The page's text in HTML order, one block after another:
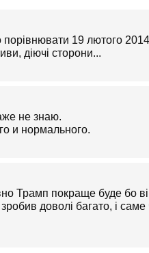
19 лютого 2014
діючі сторони...
не знаю.
и нормального.
Трамп покраще буде бо
доволі багато, і